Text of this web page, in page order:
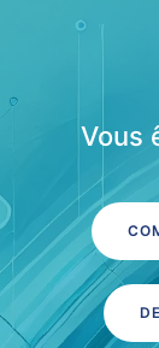
Vous